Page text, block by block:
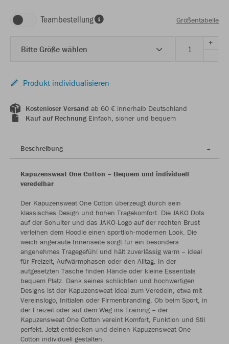
Teambestellung Größentabelle
Bitte Größe wählen
+
-
Produkt individualisieren
Kostenloser Versand ab 60 € innerhalb Deutschland
Kauf auf RechnungEinfach, sicher und bequem
Beschreibung
Kapuzensweat One Cotton – Bequem und individuell
veredelbar
Der Kapuzensweat One Cotton überzeugt durch sein
klassisches Design und hohen Tragekomfort. Die JAKO Dots
auf der Schulter und das JAKO-Logo auf der rechten Brust
verleihen dem Hoodie einen sportlich-modernen Look. Die
weich angeraute Innenseite sorgt für ein besonders
angenehmes Tragegefühl und hält zuverlässig warm – ideal
für Freizeit, Aufwärmphasen oder den Alltag. In der
aufgesetzten Tasche finden Hände oder kleine Essentials
bequem Platz. Dank seines schlichten und hochwertigen
Designs ist der Kapuzensweat ideal zum Veredeln, etwa mit
Vereinslogo, Initialen oder Firmenbranding. Ob beim Sport, in
der Freizeit oder auf dem Weg ins Training – der
Kapuzensweat One Cotton vereint Komfort, Funktion und Stil
perfekt. Jetzt entdecken und deinen Kapuzensweat One
Cotton individuell gestalten.